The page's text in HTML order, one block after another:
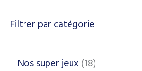
Filtrer par catégorie
Nos super jeux 18